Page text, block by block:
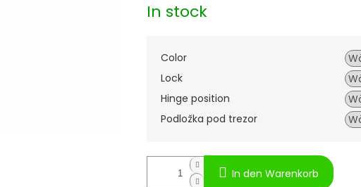
In stock
Color
Lock
Hinge position
Podložka pod trezor
In den Warenkorb